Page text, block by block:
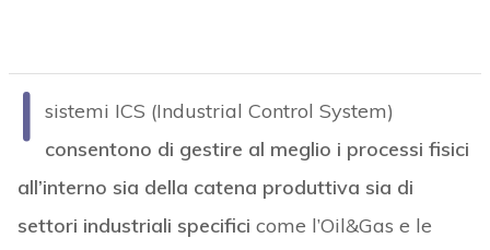
I sistemi ICS (Industrial Control System)
consentono di gestire al meglio i processi fisici
all’interno sia della catena produttiva sia di
settori industriali specifici come l’Oil&Gas e le